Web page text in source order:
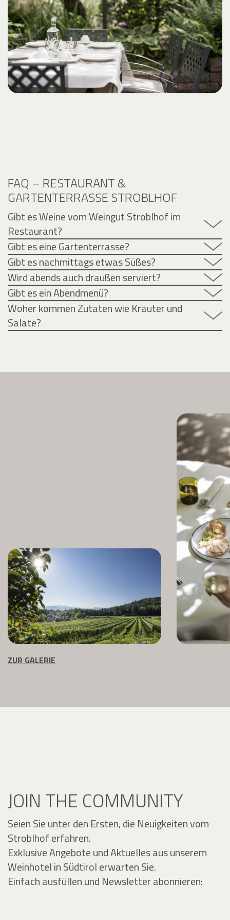
FAQ – RESTAURANT &
GARTENTERRASSE STROBLHOF
Gibt es Weine vom Weingut Stroblhof im
Restaurant?
Gibt es eine Gartenterrasse?
Gibt es nachmittags etwas Süßes?
Wird abends auch draußen serviert?
Gibt es ein Abendmenü?
Woher kommen Zutaten wie Kräuter und
Salate?
ZUR GALERIE
JOIN THE COMMUNITY
Seien Sie unter den Ersten, die Neuigkeiten vom
Stroblhof erfahren.
Exklusive Angebote und Aktuelles aus unserem
Weinhotel in Südtirol erwarten Sie.
Einfach ausfüllen und Newsletter abonnieren: